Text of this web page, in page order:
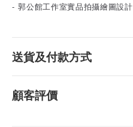
- 郭公館工作室實品拍攝繪圖設計
送貨及付款方式
顧客評價